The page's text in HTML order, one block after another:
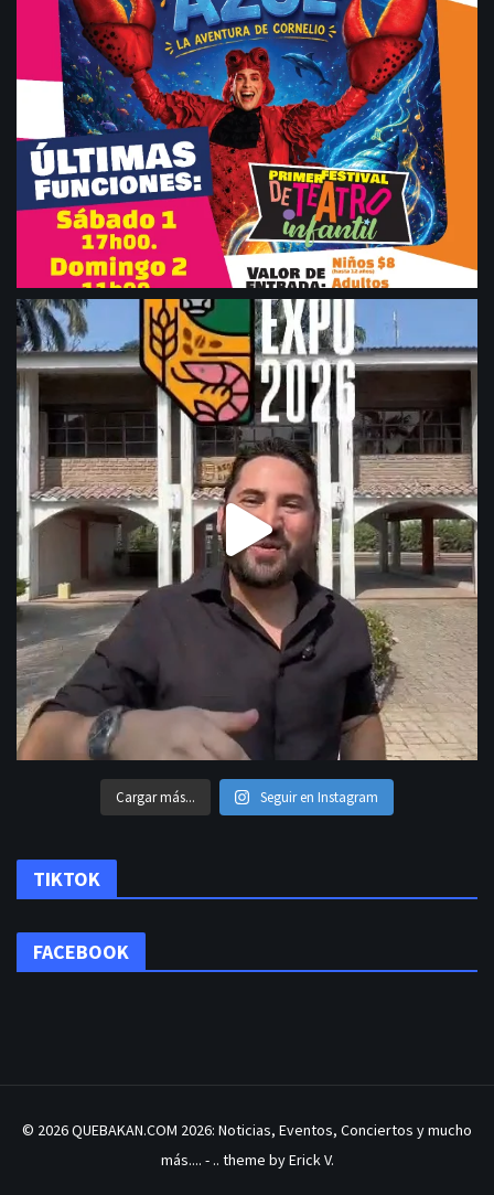
Cargar más... Seguir en Instagram
TIKTOK
FACEBOOK
© 2026QUEBAKAN.COM 2026: Noticias, Eventos, Conciertos y mucho
más.... - .. theme by Erick V.